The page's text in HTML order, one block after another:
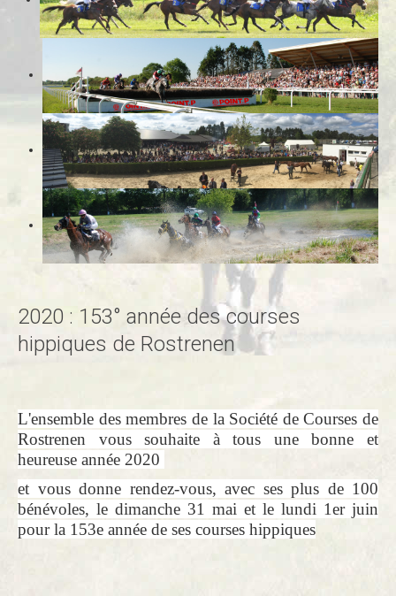
2020 : 153° année des courses
hippiques de Rostrenen
L'ensemble des membres de la Société de Courses de
Rostrenen vous souhaite à tous une bonne et
heureuse année 2020
et vous donne rendez-vous, avec ses plus de 100
bénévoles, le dimanche 31 mai et le lundi 1er juin
pour la 153e année de ses courses hippiques